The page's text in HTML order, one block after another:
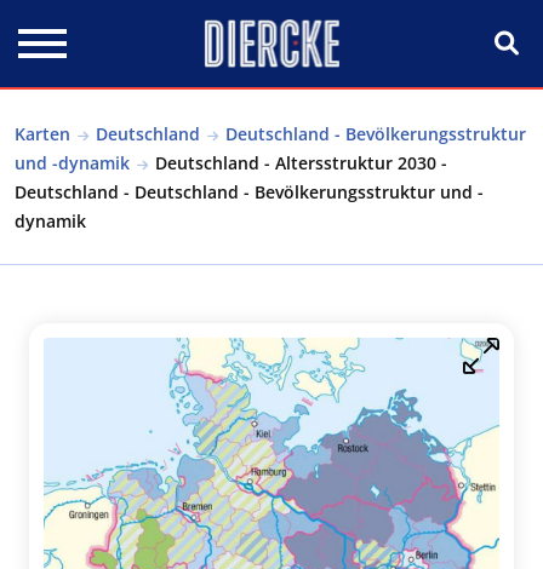
Karten Deutschland
Deutschland - Bevölkerungsstruktur
und -dynamik
Deutschland - Altersstruktur 2030 -
Deutschland - Deutschland - Bevölkerungsstruktur und -
dynamik